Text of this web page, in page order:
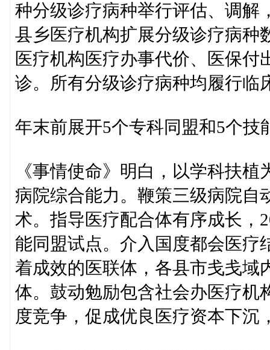
种分级诊疗病种举行评估、调解
县乡医疗机构扩展分级诊疗病种
医疗机构医疗办事代价、医保
诊。所有分级诊疗病种均履行临
年末前展开5个专科同盟和5个技
《事情使命》明白，以学科扶
病院综合能力。鞭策三级病院自
术。指导医疗配合体有序成长，
能同盟试点。介入国度都会医疗
着成效的医联体，各县市戋戋域
体。鼓动勉励包含社会办医疗机
度竞争，促成优良医疗资本下沉